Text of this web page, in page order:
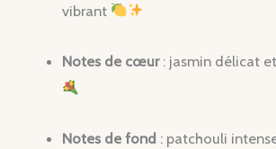
vibrant
Notes de cœur: jasmin délicat
Notes de fond : patchouli